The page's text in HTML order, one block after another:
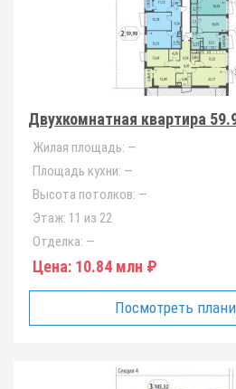
Двухкомнатная квартира
Жилая площадь: —
Площадь кухни: —
Высота потолков: —
Этаж: 11 из 22
Отделка: —
Цена: 10.84 млн ₽
Посмотреть